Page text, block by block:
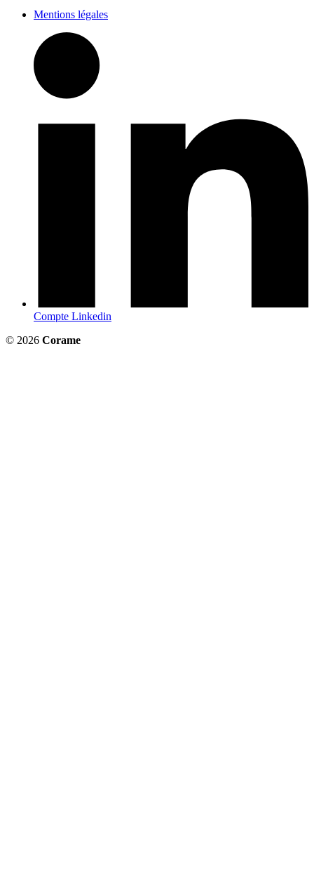
Mentions légales
Compte Linkedin
© 2026 Corame